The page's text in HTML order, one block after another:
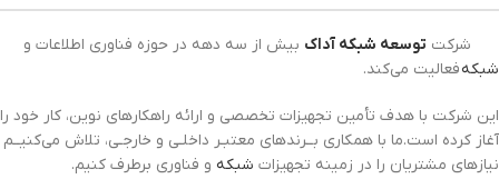
شرکت توسعه شبکه آداک بیش از سه دهه در حوزه فناوری اطلاعات و
شبکهفعالیت می‌کند.
این شرکت با هدف تأمین تجهیزات تخصصی و ارائه راهکارهای نوین، کار خود را
آغاز کرده است.ما با همکاری بــرندهای معتبـر داخلـی و خارجـی، تلاش می‌کنیــم
نیازهای مشتریان را در زمینه تجهیزات شبکه و فناوری برطرف کنیم.